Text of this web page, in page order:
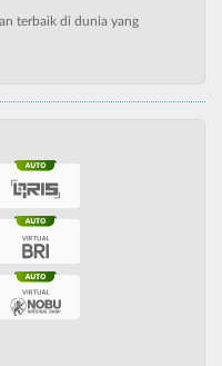
terbaik di dunia yang